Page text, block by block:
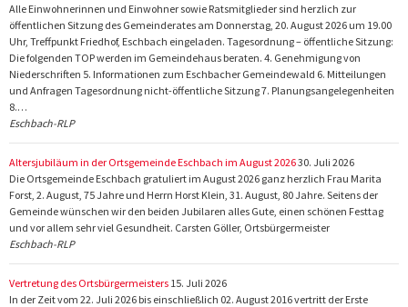
Alle Einwohnerinnen und Einwohner sowie Ratsmitglieder sind herzlich zur
öffentlichen Sitzung des Gemeinderates am Donnerstag, 20. August 2026 um 19.00
Uhr, Treffpunkt Friedhof, Eschbach eingeladen. Tagesordnung – öffentliche Sitzung:
Die folgenden TOP werden im Gemeindehaus beraten. 4. Genehmigung von
Niederschriften 5. Informationen zum Eschbacher Gemeindewald 6. Mitteilungen
und Anfragen Tagesordnung nicht-öffentliche Sitzung 7. Planungsangelegenheiten
8.…
Eschbach-RLP
Altersjubiläum in der Ortsgemeinde Eschbach im August 202630. Juli 2026
Die Ortsgemeinde Eschbach gratuliert im August 2026 ganz herzlich Frau Marita
Forst, 2. August, 75 Jahre und Herrn Horst Klein, 31. August, 80 Jahre. Seitens der
Gemeinde wünschen wir den beiden Jubilaren alles Gute, einen schönen Festtag
und vor allem sehr viel Gesundheit. Carsten Göller, Ortsbürgermeister
Eschbach-RLP
Vertretung des Ortsbürgermeisters 15. Juli 2026
In der Zeit vom 22. Juli 2026 bis einschließlich 02. August 2016 vertritt der Erste